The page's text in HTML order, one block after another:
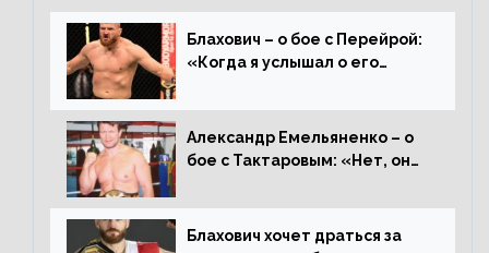
Блахович – о бое с Перейрой:
«Когда я услышал о его
драться с ним»
Александр Емельяненко – о
бое с Тактаровым: «Нет, он
Блахович хочет драться за